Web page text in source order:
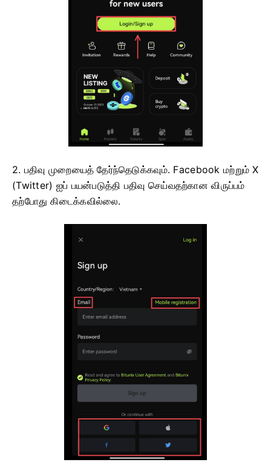
2. பதிவு முறையைத் தேர்ந்தெடுக்கவும். Facebook மற்றும் X
(Twitter) ஐப் பயன்படுத்தி பதிவு செய்வதற்கான விருப்பம்
தற்போது கிடைக்கவில்லை.